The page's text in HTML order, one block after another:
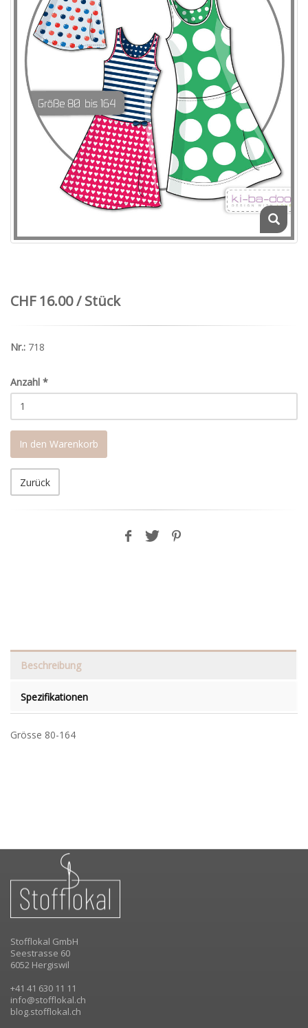
CHF 16.00 / Stück
Nr.: 718
Anzahl *
In den Warenkorb
Zurück
Beschreibung
Spezifikationen
Grösse 80-164
Stofflokal GmbH
Seestrasse 60
6052 Hergiswil
+41 41 630 11 11
info@stofflokal.ch
blog.stofflokal.ch